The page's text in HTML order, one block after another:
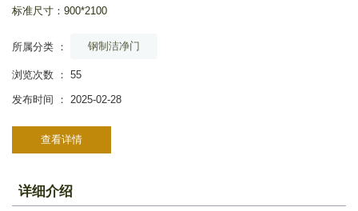
标准尺寸：900*2100
所属分类 ： 钢制洁净门
浏览次数 ： 55
发布时间 ： 2025-02-28
查看详情
详细介绍